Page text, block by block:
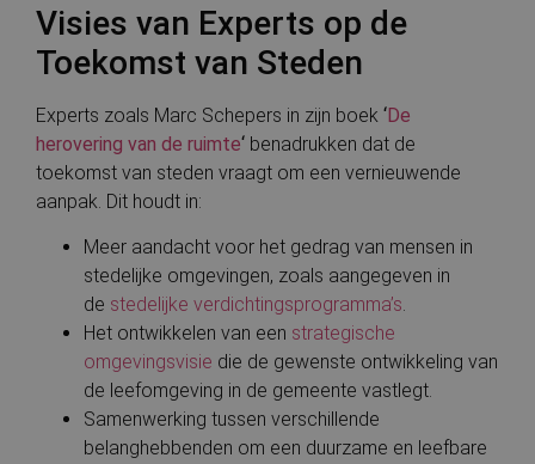
Visies van Experts op de
Toekomst van Steden
Experts zoals Marc Schepers in zijn boek ‘De
herovering van de ruimte‘ benadrukken dat de
toekomst van steden vraagt om een vernieuwende
aanpak. Dit houdt in:
Meer aandacht voor het gedrag van mensen in
stedelijke omgevingen, zoals aangegeven in
de stedelijke verdichtingsprogramma’s.
Het ontwikkelen van een strategische
omgevingsvisie die de gewenste ontwikkeling van
de leefomgeving in de gemeente vastlegt.
Samenwerking tussen verschillende
belanghebbenden om een duurzame en leefbare